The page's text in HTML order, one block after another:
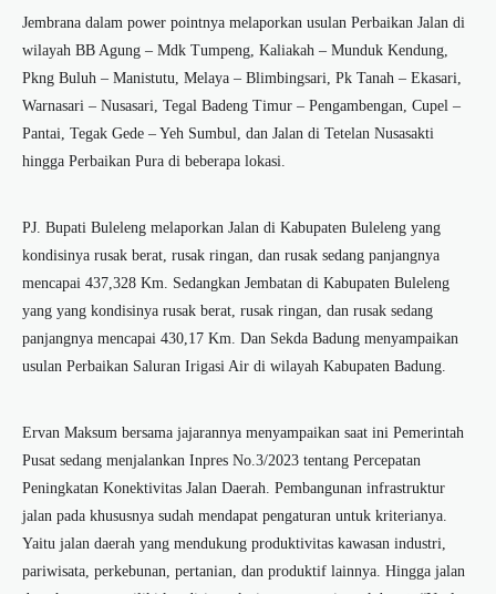
Jembrana dalam power pointnya melaporkan usulan Perbaikan Jalan di
wilayah BB Agung – Mdk Tumpeng, Kaliakah – Munduk Kendung,
Pkng Buluh – Manistutu, Melaya – Blimbingsari, Pk Tanah – Ekasari,
Warnasari – Nusasari, Tegal Badeng Timur – Pengambengan, Cupel –
Pantai, Tegak Gede – Yeh Sumbul, dan Jalan di Tetelan Nusasakti
hingga Perbaikan Pura di beberapa lokasi.
PJ. Bupati Buleleng melaporkan Jalan di Kabupaten Buleleng yang
kondisinya rusak berat, rusak ringan, dan rusak sedang panjangnya
mencapai 437,328 Km. Sedangkan Jembatan di Kabupaten Buleleng
yang yang kondisinya rusak berat, rusak ringan, dan rusak sedang
panjangnya mencapai 430,17 Km. Dan Sekda Badung menyampaikan
usulan Perbaikan Saluran Irigasi Air di wilayah Kabupaten Badung.
Ervan Maksum bersama jajarannya menyampaikan saat ini Pemerintah
Pusat sedang menjalankan Inpres No.3/2023 tentang Percepatan
Peningkatan Konektivitas Jalan Daerah. Pembangunan infrastruktur
jalan pada khususnya sudah mendapat pengaturan untuk kriterianya.
Yaitu jalan daerah yang mendukung produktivitas kawasan industri,
pariwisata, perkebunan, pertanian, dan produktif lainnya. Hingga jalan